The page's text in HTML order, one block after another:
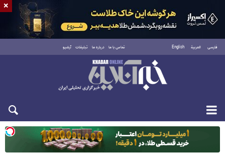
فارسی العربية English تماس با ما درباره ما تبلیغات آرشیو
یکشنبه ۱۸ مرداد ۱۴۰۵
×